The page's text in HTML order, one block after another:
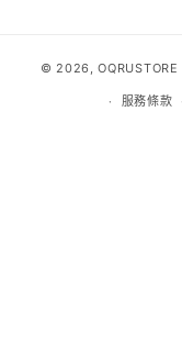
© 2026,OQRUSTORE
服務條款